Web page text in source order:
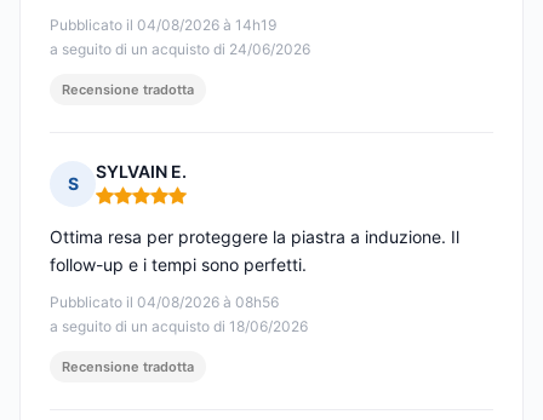
Pubblicato il 04/08/2026 à 14h19
a seguito di un acquisto di 24/06/2026
Recensione tradotta
S
SYLVAIN E.
Nota: 5 su 5
Pubblicato il 04/08/2026 à 08h56
a seguito di un acquisto di 18/06/2026
Ottima resa per proteggere la piastra a induzione. Il
follow-up e i tempi sono perfetti.
Recensione tradotta